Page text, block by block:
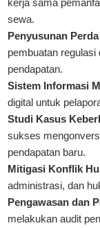
sewa.
Penyusunan
pembuatan
pendapatan.
Sistem Informasi
digital untuk
Studi Kasus
sukses
pendapatan baru.
Mitigasi Konflik
administrasi, dan
Pengawasan dan
melakukan audit